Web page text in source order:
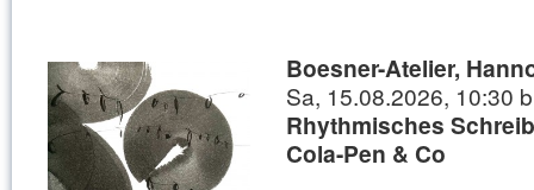
Boesner-Atelier,
Sa, 15.08.2026, 10:30
Rhythmisches
Cola-Pen & Co